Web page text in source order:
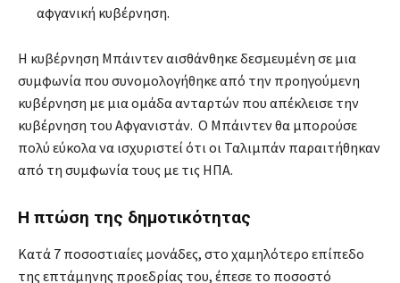
αφγανική κυβέρνηση.
H κυβέρνηση Μπάιντεν αισθάνθηκε δεσμευμένη σε μια
συμφωνία που συνομολογήθηκε από την προηγούμενη
κυβέρνηση με μια ομάδα ανταρτών που απέκλεισε την
κυβέρνηση του Αφγανιστάν. Ο Μπάιντεν θα μπορούσε
πολύ εύκολα να ισχυριστεί ότι οι Ταλιμπάν παραιτήθηκαν
από τη συμφωνία τους με τις ΗΠΑ.
Η πτώση της δημοτικότητας
Κατά 7 ποσοστιαίες μονάδες, στο χαμηλότερο επίπεδο
της επτάμηνης προεδρίας του, έπεσε το ποσοστό